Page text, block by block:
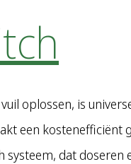
oplossen, is
een kostenefficiënt
systeem, dat